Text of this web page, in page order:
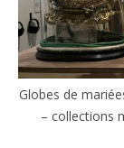
Globes de
– collections